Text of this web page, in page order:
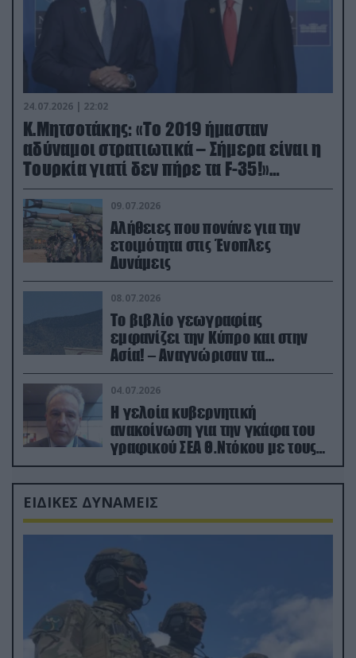
24.07.2026 | 22:02
Κ.Μητσοτάκης: «Το 2019 ήμασταν
αδύναμοι στρατιωτικά – Σήμερα είναι η
Τουρκία γιατί δεν πήρε τα F-35!»
(βίντεο)
09.07.2026
Αλήθειες που πονάνε για την
ετοιμότητα στις Ένοπλες
Δυνάμεις
08.07.2026
Το βιβλίο γεωγραφίας
εμφανίζει την Κύπρο και στην
Ασία! – Αναγνώρισαν τα
κατεχόμενα; (φωτο)
04.07.2026
Η γελοία κυβερνητική
ανακοίνωση για την γκάφα του
γραφικού ΣΕΑ Θ.Ντόκου με τους
Ρώσους φαρσέρ
ΕΙΔΙΚΕΣ ΔΥΝΑΜΕΙΣ